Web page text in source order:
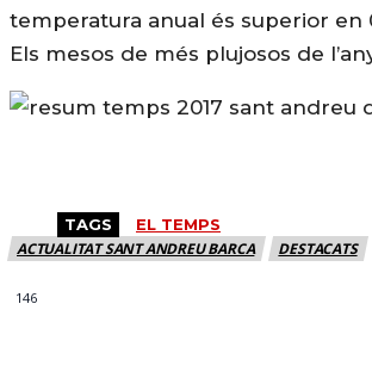
temperatura anual és superior en
Els mesos de més plujosos de
TAGS EL TEMPS
ACTUALITAT SANT ANDREU BARCA DESTACATS
146